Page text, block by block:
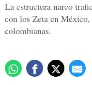
La estructura narco
con los Zeta en
colombianas.